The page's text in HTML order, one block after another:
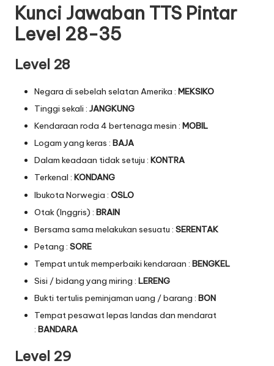
Kunci Jawaban TTS Pintar
Level 28-35
Level 28
Negara di sebelah selatan Amerika : MEKSIKO
Tinggi sekali : JANGKUNG
Kendaraan roda 4 bertenaga mesin : MOBIL
Logam yang keras : BAJA
Dalam keadaan tidak setuju : KONTRA
Terkenal : KONDANG
Ibukota Norwegia : OSLO
Otak (Inggris) : BRAIN
Bersama sama melakukan sesuatu : SERENTAK
Petang : SORE
Tempat untuk memperbaiki kendaraan : BENGKEL
Sisi / bidang yang miring : LERENG
Bukti tertulis peminjaman uang / barang : BON
Tempat pesawat lepas landas dan mendarat
: BANDARA
Level 29